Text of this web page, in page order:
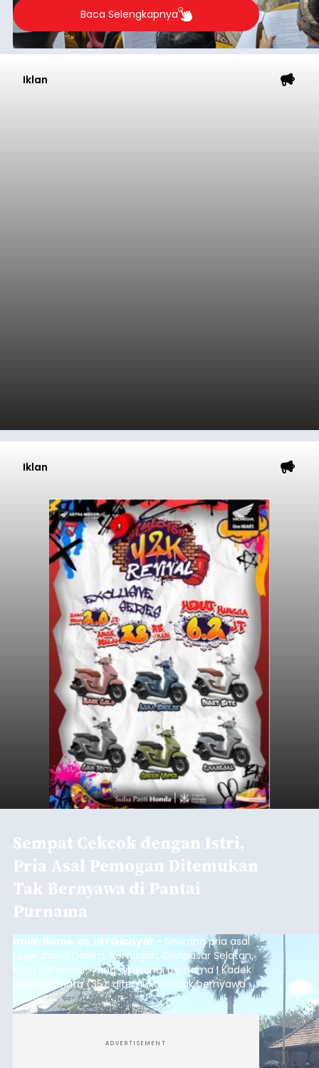
2026.
Baca Selengkapnya
Iklan
Iklan
Sempat Cekcok dengan Istri,
Pria Asal Pemogan Ditemukan
Tak Bernyawa di Pantai
Purnama
balitribune.co.id I Gianyar - Seorang pria asal
Lingkungan Dalem, Pemogan, Denpasar Selatan,
Kota Denpasar, yang diketahui bernama I Kadek
Dedi Wiranata (35), ditemukan tidak bernyawa di
pesisir Pantai Purnama, Sukawati.
ADVERTISEMENT